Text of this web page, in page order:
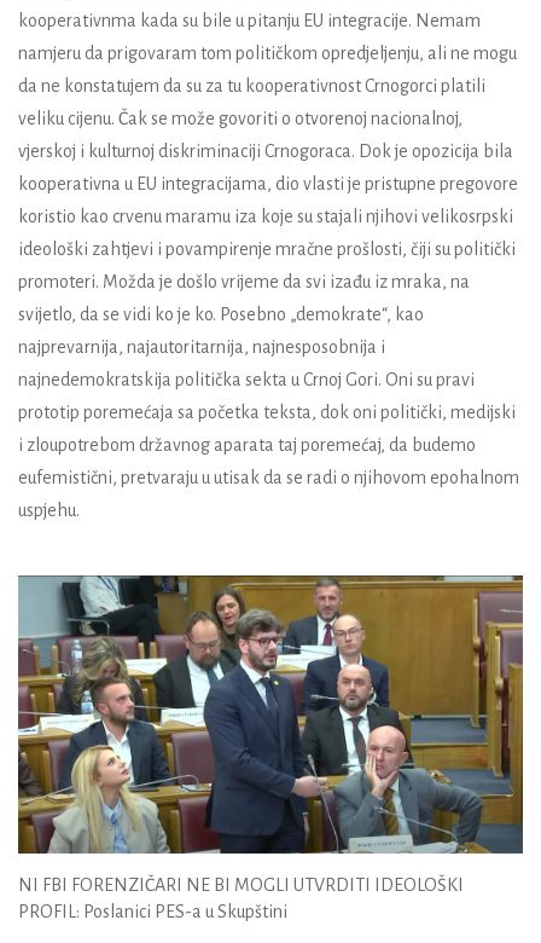
kooperativnma kada su bile u pitanju EU integracije. Nemam
namjeru da prigovaram tom političkom opredjeljenju, ali ne mogu
da ne konstatujem da su za tu kooperativnost Crnogorci platili
veliku cijenu. Čak se može govoriti o otvorenoj nacionalnoj,
vjerskoj i kulturnoj diskriminaciji Crnogoraca. Dok je opozicija bila
kooperativna u EU integracijama, dio vlasti je pristupne pregovore
koristio kao crvenu maramu iza koje su stajali njihovi velikosrpski
ideološki zahtjevi i povampirenje mračne prošlosti, čiji su politički
promoteri. Možda je došlo vrijeme da svi izađu iz mraka, na
svijetlo, da se vidi ko je ko. Posebno „demokrate“, kao
najprevarnija, najautoritarnija, najnesposobnija i
najnedemokratskija politička sekta u Crnoj Gori. Oni su pravi
prototip poremećaja sa početka teksta, dok oni politički, medijski
i zloupotrebom državnog aparata taj poremećaj, da budemo
eufemistični, pretvaraju u utisak da se radi o njihovom epohalnom
uspjehu.
NI FBI FORENZIČARI NE BI MOGLI UTVRDITI IDEOLOŠKI
PROFIL: Poslanici PES-a u Skupštini